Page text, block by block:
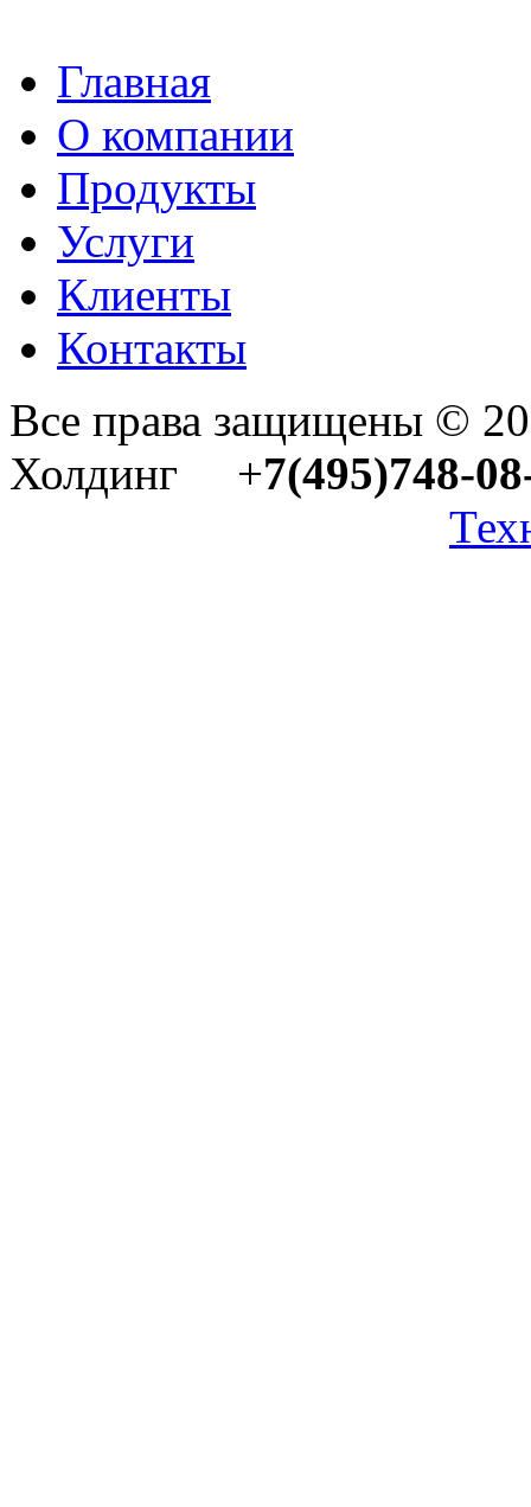
Главная
О компании
Продукты
Услуги
Клиенты
Контакты
Все права защищены ©
Холдинг +7(495)748-